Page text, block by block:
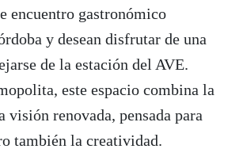
encuentro gastronómico
y desean disfrutar de una
de la estación del AVE.
este espacio combina la
visión renovada, pensada para
también la creatividad.